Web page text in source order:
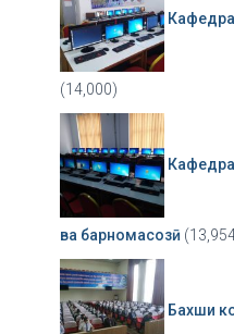
(14,000)
ва барномасозӣ
Бахши